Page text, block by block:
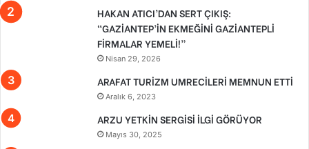
HAKAN ATICI’DAN SERT ÇIKIŞ:
“GAZİANTEP’İN EKMEĞİNİ GAZİANTEPLİ
FİRMALAR YEMELİ!”
Nisan 29, 2026
ARAFAT TURİZM UMRECİLERİ MEMNUN ETTİ
Aralık 6, 2023
ARZU YETKİN SERGİSİ İLGİ GÖRÜYOR
Mayıs 30, 2025